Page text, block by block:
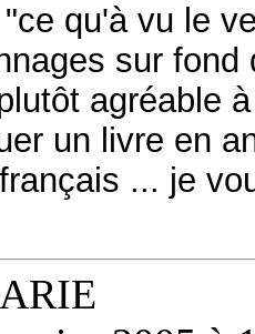
qu'à vu le
sur
agréable
un livre en
... je